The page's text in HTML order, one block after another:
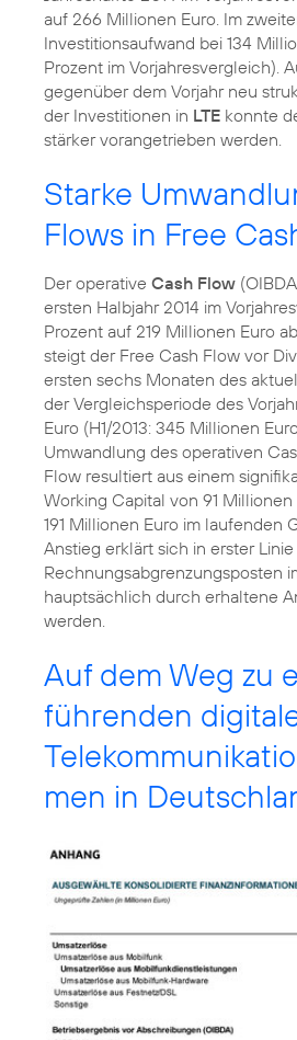
auf 266 Millionen Euro. Im
Investitionsaufwand bei 134
Prozent im Vorjahresvergleich).
gegenüber dem Vorjahr neu
der Investitionen in LTE konnte
stärker vorangetrieben werden.
Starke
Flows in Free
Der operative Cash Flow
ersten Halbjahr 2014 im
Prozent auf 219 Millionen Euro
steigt der Free Cash Flow vor
ersten sechs Monaten des
der Vergleichsperiode des
Euro (H1/2013: 345 Millionen
Umwandlung des operativen
Flow resultiert aus einem
Working Capital von 91 Millionen
191 Millionen Euro im laufenden
Anstieg erklärt sich in erster
Rechnungsabgrenzungsposten
hauptsächlich durch erhaltene
werden.
Auf dem Weg zu
führenden
men in